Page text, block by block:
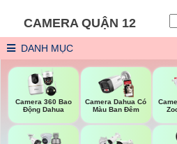
CAMERA QUẬN 12
DANH MỤC
Camera 360 Bao
Động Dahua
Camera Dahua Có
Màu Ban Đêm